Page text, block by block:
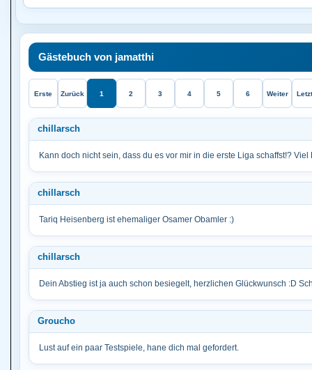
Gästebuch von jamatthi
Erste Zurück 1 2 3 4 5 6 Weiter
chillarsch
Kann doch nicht sein, dass du es vor mir in die erste Liga schaffst!?
chillarsch
Tariq Heisenberg ist ehemaliger Osamer Obamler :)
chillarsch
Dein Abstieg ist ja auch schon besiegelt, herzlichen Glückwunsch :D
Groucho
Lust auf ein paar Testspiele, hane dich mal gefordert.